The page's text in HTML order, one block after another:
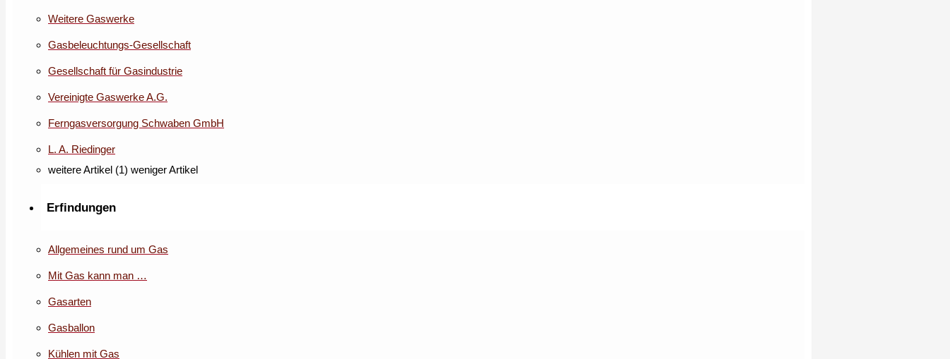
Weitere Gaswerke
Gasbeleuchtungs-Gesellschaft
Gesellschaft für Gasindustrie
Vereinigte Gaswerke A.G.
Ferngasversorgung Schwaben GmbH
L. A. Riedinger
weitere Artikel (1) weniger Artikel
Erfindungen
Allgemeines rund um Gas
Mit Gas kann man …
Gasarten
Gasballon
Kühlen mit Gas